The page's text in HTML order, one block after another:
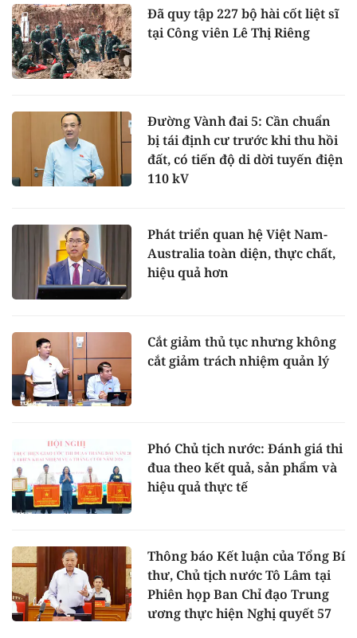
Đã quy tập 227 bộ hài cốt liệt sĩ
tại Công viên Lê Thị Riêng
Đường Vành đai 5: Cần chuẩn
bị tái định cư trước khi thu hồi
đất, có tiến độ di dời tuyến điện
110 kV
Phát triển quan hệ Việt Nam-
Australia toàn diện, thực chất,
hiệu quả hơn
Cắt giảm thủ tục nhưng không
cắt giảm trách nhiệm quản lý
Phó Chủ tịch nước: Đánh giá thi
đua theo kết quả, sản phẩm và
hiệu quả thực tế
Thông báo Kết luận của Tổng Bí
thư, Chủ tịch nước Tô Lâm tại
Phiên họp Ban Chỉ đạo Trung
ương thực hiện Nghị quyết 57